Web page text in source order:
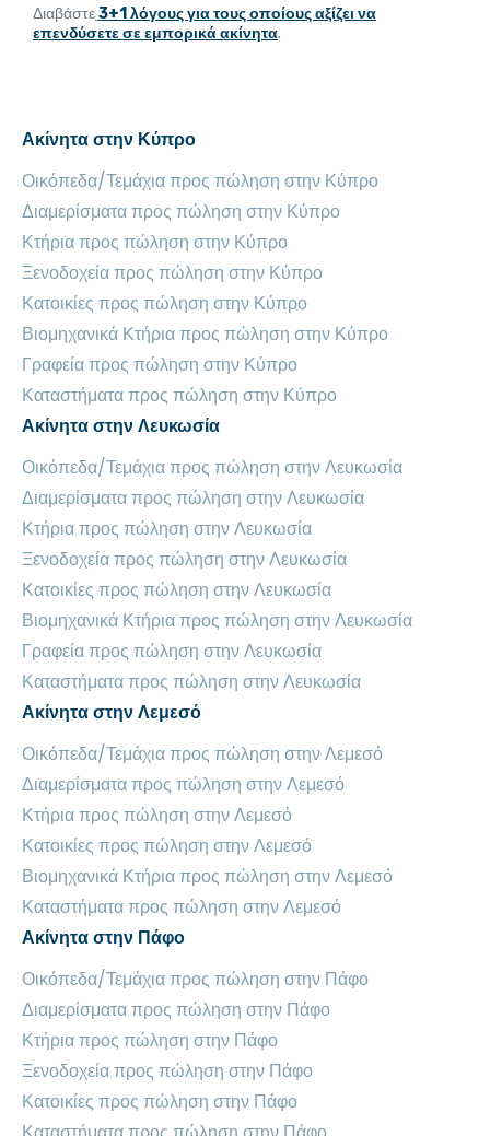
Διαβάστε3+1 λόγους για τους οποίους αξίζει να
επενδύσετε σε εμπορικά ακίνητα.
Ακίνητα στην Κύπρο
Οικόπεδα/Τεμάχια προς πώληση στην Κύπρο
Διαμερίσματα προς πώληση στην Κύπρο
Κτήρια προς πώληση στην Κύπρο
Ξενοδοχεία προς πώληση στην Κύπρο
Κατοικίες προς πώληση στην Κύπρο
Βιομηχανικά Κτήρια προς πώληση στην Κύπρο
Γραφεία προς πώληση στην Κύπρο
Καταστήματα προς πώληση στην Κύπρο
Ακίνητα στην Λευκωσία
Οικόπεδα/Τεμάχια προς πώληση στην Λευκωσία
Διαμερίσματα προς πώληση στην Λευκωσία
Κτήρια προς πώληση στην Λευκωσία
Ξενοδοχεία προς πώληση στην Λευκωσία
Κατοικίες προς πώληση στην Λευκωσία
Βιομηχανικά Κτήρια προς πώληση στην Λευκωσία
Γραφεία προς πώληση στην Λευκωσία
Καταστήματα προς πώληση στην Λευκωσία
Ακίνητα στην Λεμεσό
Οικόπεδα/Τεμάχια προς πώληση στην Λεμεσό
Διαμερίσματα προς πώληση στην Λεμεσό
Κτήρια προς πώληση στην Λεμεσό
Κατοικίες προς πώληση στην Λεμεσό
Βιομηχανικά Κτήρια προς πώληση στην Λεμεσό
Καταστήματα προς πώληση στην Λεμεσό
Ακίνητα στην Πάφο
Οικόπεδα/Τεμάχια προς πώληση στην Πάφο
Διαμερίσματα προς πώληση στην Πάφο
Κτήρια προς πώληση στην Πάφο
Ξενοδοχεία προς πώληση στην Πάφο
Κατοικίες προς πώληση στην Πάφο